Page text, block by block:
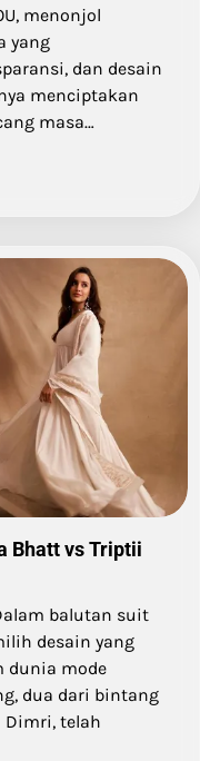
menonjol
yang
dan desain
menciptakan
masa…
Bhatt vs Triptii
balutan suit
desain yang
dunia mode
dua dari bintang
Dimri, telah